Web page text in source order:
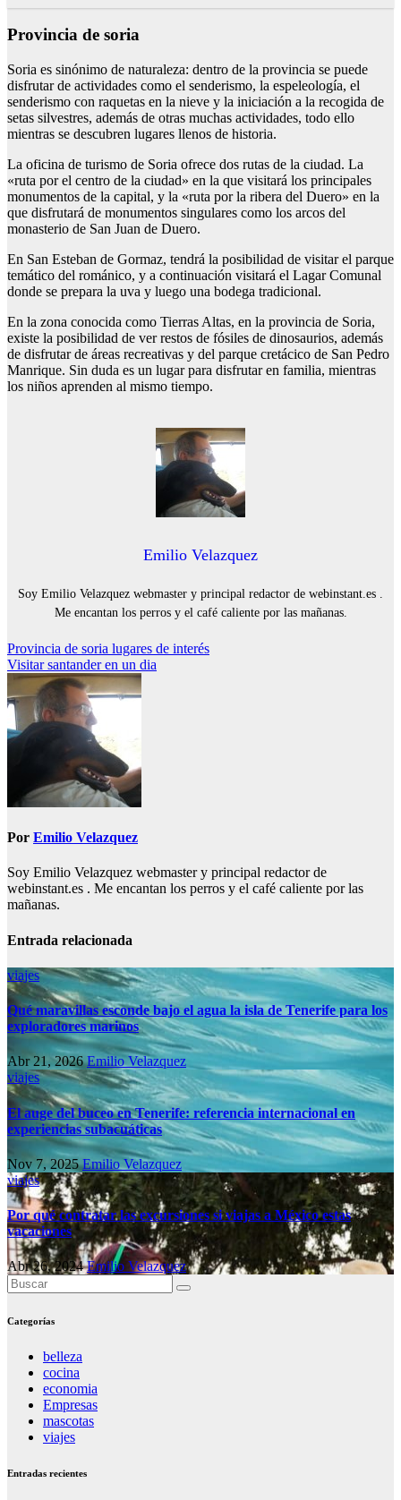
Provincia de soria
Soria es sinónimo de naturaleza: dentro de la provincia se puede
disfrutar de actividades como el senderismo, la espeleología, el
senderismo con raquetas en la nieve y la iniciación a la recogida de
setas silvestres, además de otras muchas actividades, todo ello
mientras se descubren lugares llenos de historia.
La oficina de turismo de Soria ofrece dos rutas de la ciudad. La
«ruta por el centro de la ciudad» en la que visitará los principales
monumentos de la capital, y la «ruta por la ribera del Duero» en la
que disfrutará de monumentos singulares como los arcos del
monasterio de San Juan de Duero.
En San Esteban de Gormaz, tendrá la posibilidad de visitar el parque
temático del románico, y a continuación visitará el Lagar Comunal
donde se prepara la uva y luego una bodega tradicional.
En la zona conocida como Tierras Altas, en la provincia de Soria,
existe la posibilidad de ver restos de fósiles de dinosaurios, además
de disfrutar de áreas recreativas y del parque cretácico de San Pedro
Manrique. Sin duda es un lugar para disfrutar en familia, mientras
los niños aprenden al mismo tiempo.
Emilio Velazquez
Soy Emilio Velazquez webmaster y principal redactor de webinstant.es .
Me encantan los perros y el café caliente por las mañanas.
Navegación
de
entradas
Provincia de soria lugares de interés
Visitar santander en un dia
Por Emilio Velazquez
Soy Emilio Velazquez webmaster y principal redactor de
webinstant.es . Me encantan los perros y el café caliente por las
mañanas.
Entrada relacionada
viajes
Qué maravillas esconde bajo el agua la isla de Tenerife para los
exploradores marinos
Abr 21, 2026Emilio Velazquez
viajes
El auge del buceo en Tenerife: referencia internacional en
experiencias subacuáticas
Nov 7, 2025Emilio Velazquez
viajes
Por qué contratar las excursiones si viajas a México estas
vacaciones
Abr 26, 2024Emilio Velazquez
Categorías
belleza
cocina
economia
Empresas
mascotas
viajes
Entradas recientes